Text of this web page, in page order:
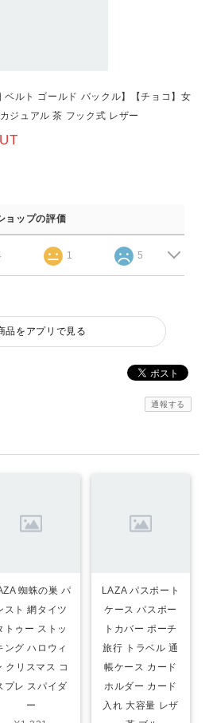
ベルト ゴールド バックル】【チョコ】女
ジュアル 茶 フック式 レザー
ョップの評価
1 5
品をアプリで見る
通報する
蜘蛛の巣 パ
スト 網タイツ
トゥー ストッ
ング ハロウィ
クリスマス コ
プレ スパイダ
ー
LAZA パスポート
ケース パスポー
トカバー ポーチ
旅行 トラベル 通
帳ケース カード
ホルダー カード
入れ 大容量 レザ